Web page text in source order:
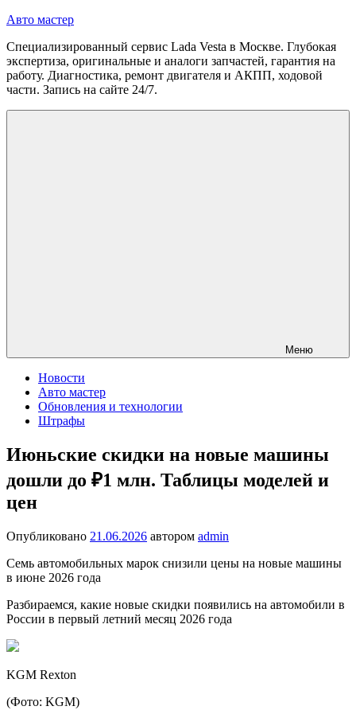
Перейти
содержимому
Авто мастер
Специализированный сервис Lada Vesta в Москве. Глубокая
экспертиза, оригинальные и аналоги запчастей, гарантия на
работу. Диагностика, ремонт двигателя и АКПП, ходовой
части. Запись на сайте 24/7.
Меню
Новости
Авто мастер
Обновления и технологии
Штрафы
Июньские скидки на новые машины
дошли до ₽1 млн. Таблицы моделей и
цен
Опубликовано 21.06.2026 автором admin
Семь автомобильных марок снизили цены на новые машины
в июне 2026 года
Разбираемся, какие новые скидки появились на автомобили в
России в первый летний месяц 2026 года
KGM Rexton
(Фото: KGM)